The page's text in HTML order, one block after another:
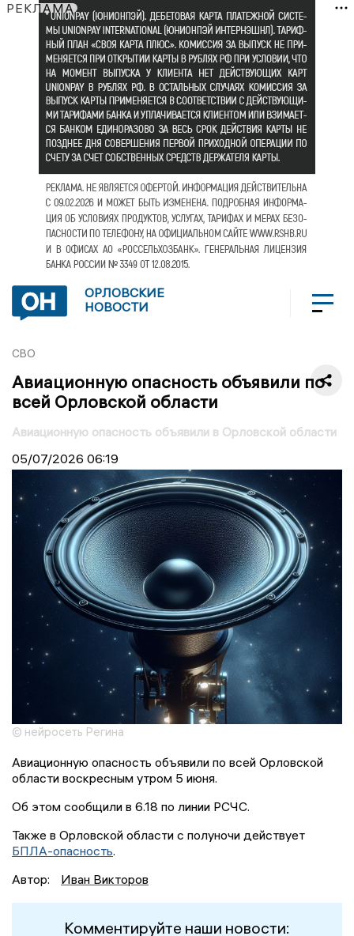
РЕКЛАМА
ОРЛОВСКИЕ
НОВОСТИ
СВО
Авиационную опасность объявили по
всей Орловской области
Авиационную опасность объявили в Орловской области
05/07/2026 06:19
© нейросеть Регина
Авиационную опасность объявили по всей Орловской
области воскресным утром 5 июня.
Об этом сообщили в 6.18 по линии РСЧС.
Также в Орловской области с полуночи действует
БПЛА-опасность.
Автор:
Иван Викторов
Комментируйте наши новости: